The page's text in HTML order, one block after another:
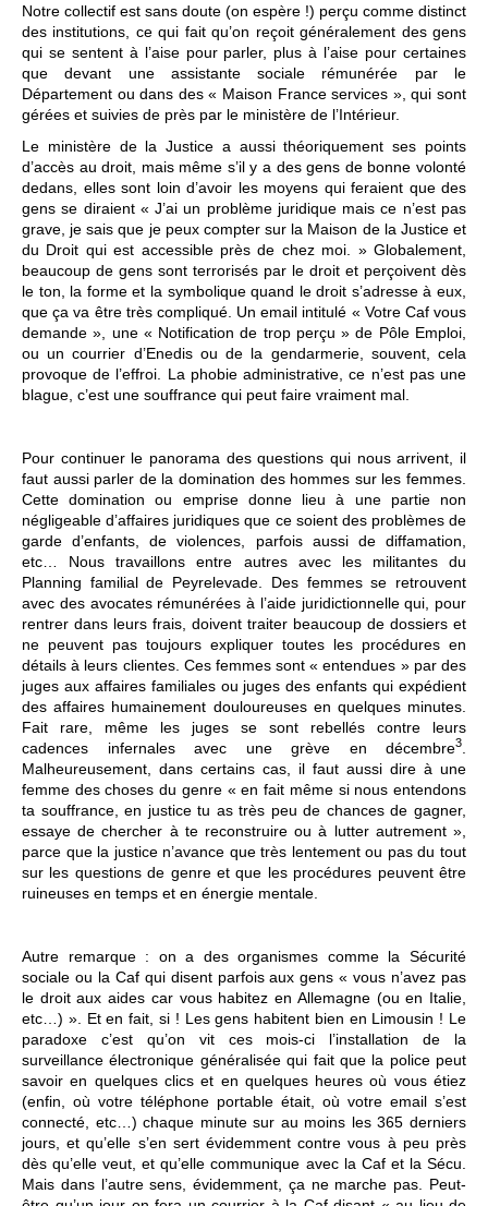
Notre collectif est sans doute (on espère !) perçu comme distinct
des institutions, ce qui fait qu’on reçoit généralement des gens
qui se sentent à l’aise pour parler, plus à l’aise pour certaines
que devant une assistante sociale rémunérée par le
Département ou dans des « Maison France services », qui sont
gérées et suivies de près par le ministère de l’Intérieur.
Le ministère de la Justice a aussi théoriquement ses points
d’accès au droit, mais même s’il y a des gens de bonne volonté
dedans, elles sont loin d’avoir les moyens qui feraient que des
gens se diraient « J’ai un problème juridique mais ce n’est pas
grave, je sais que je peux compter sur la Maison de la Justice et
du Droit qui est accessible près de chez moi. » Globalement,
beaucoup de gens sont terrorisés par le droit et perçoivent dès
le ton, la forme et la symbolique quand le droit s’adresse à eux,
que ça va être très compliqué. Un email intitulé « Votre Caf vous
demande », une « Notification de trop perçu » de Pôle Emploi,
ou un courrier d’Enedis ou de la gendarmerie, souvent, cela
provoque de l’effroi. La phobie administrative, ce n’est pas une
blague, c’est une souffrance qui peut faire vraiment mal.
Pour continuer le panorama des questions qui nous arrivent, il
faut aussi parler de la domination des hommes sur les femmes.
Cette domination ou emprise donne lieu à une partie non
négligeable d’affaires juridiques que ce soient des problèmes de
garde d’enfants, de violences, parfois aussi de diffamation,
etc… Nous travaillons entre autres avec les militantes du
Planning familial de Peyrelevade. Des femmes se retrouvent
avec des avocates rémunérées à l’aide juridictionnelle qui, pour
rentrer dans leurs frais, doivent traiter beaucoup de dossiers et
ne peuvent pas toujours expliquer toutes les procédures en
détails à leurs clientes. Ces femmes sont « entendues » par des
juges aux affaires familiales ou juges des enfants qui expédient
des affaires humainement douloureuses en quelques minutes.
Fait rare, même les juges se sont rebellés contre leurs
cadences infernales avec une grève en décembre3
Malheureusement, dans certains cas, il faut aussi dire à une
femme des choses du genre « en fait même si nous entendons
ta souffrance, en justice tu as très peu de chances de gagner,
essaye de chercher à te reconstruire ou à lutter autrement »,
parce que la justice n’avance que très lentement ou pas du tout
sur les questions de genre et que les procédures peuvent être
ruineuses en temps et en énergie mentale.
Autre remarque : on a des organismes comme la Sécurité
sociale ou la Caf qui disent parfois aux gens « vous n’avez pas
le droit aux aides car vous habitez en Allemagne (ou en Italie,
etc…) ». Et en fait, si ! Les gens habitent bien en Limousin ! Le
paradoxe c’est qu’on vit ces mois-ci l’installation de la
surveillance électronique généralisée qui fait que la police peut
savoir en quelques clics et en quelques heures où vous étiez
(enfin, où votre téléphone portable était, où votre email s’est
connecté, etc…) chaque minute sur au moins les 365 derniers
jours, et qu’elle s’en sert évidemment contre vous à peu près
dès qu’elle veut, et qu’elle communique avec la Caf et la Sécu.
Mais dans l’autre sens, évidemment, ça ne marche pas. Peut-